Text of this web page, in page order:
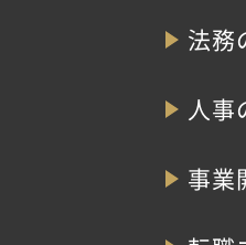
法務
人事
事業